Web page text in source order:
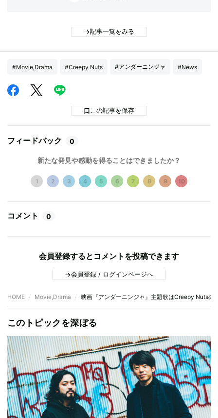
記事一覧をみる
#Movie,Drama #Creepy Nuts #アンダーニンジャ #News
この記事を保存
フィードバック 0
新たな発見や感動を得ることはできましたか？
1 2 3 4 5 6 7 8 9 10
コメント 0
会員登録するとコメントを投稿できます
会員登録 / ログインページへ
HOME Movie,Drama 映画『アンダーニンジャ』主題歌はCreepy Nutsの
このトピックを深ぼる